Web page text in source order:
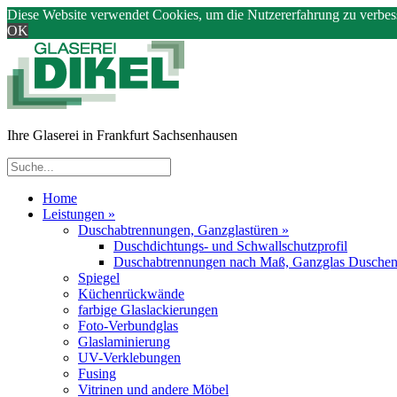
Diese Website verwendet Cookies, um die Nutzererfahrung zu
OK
Ihre Glaserei in Frankfurt Sachsenhausen
Home
Leistungen »
Duschabtrennungen, Ganzglastüren »
Duschdichtungs- und Schwallschutzprofil
Duschabtrennungen nach Maß, Ganzglas Duschen
Spiegel
Küchenrückwände
farbige Glaslackierungen
Foto-Verbundglas
Glaslaminierung
UV-Verklebungen
Fusing
Vitrinen und andere Möbel